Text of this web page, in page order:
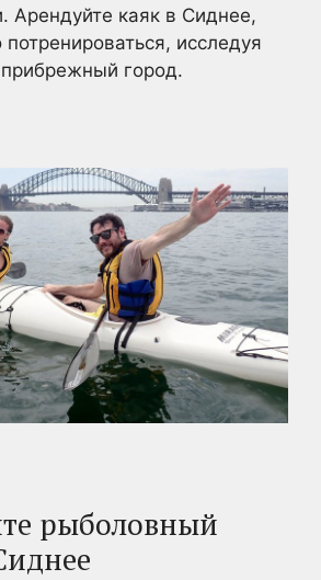
Арендуйте каяк в Сиднее,
исследуя
город.
рыболовный